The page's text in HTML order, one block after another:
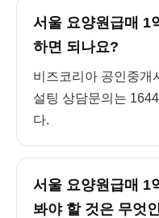
서울 요양원급매 1
하면 되나요?
비즈코리아 공인중개
설팅 상담문의는
다.
서울 요양원급매 1
봐야 할 것은 무엇